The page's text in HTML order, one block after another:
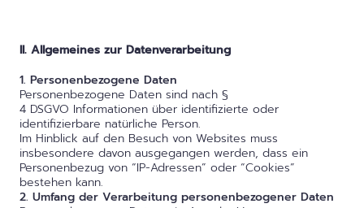
II. Allgemeines zur Datenverarbeitung
1. Personenbezogene Daten
Personenbezogene Daten sind nach §
4 DSGVO Informationen über identifizierte oder
identifizierbare natürliche Person.
Im Hinblick auf den Besuch von Websites muss
insbesondere davon ausgegangen werden, dass ein
Personenbezug von “IP-Adressen” oder “Cookies”
bestehen kann.
2. Umfang der Verarbeitung personenbezogener Daten